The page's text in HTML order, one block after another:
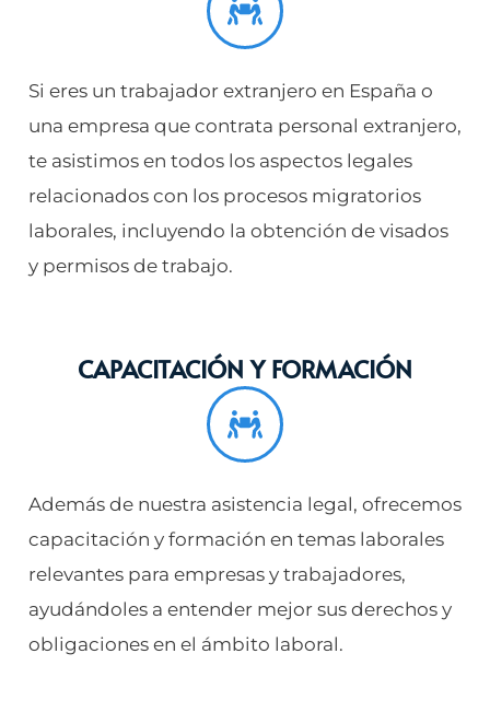
Si eres un trabajador extranjero en España o
una empresa que contrata personal extranjero,
te asistimos en todos los aspectos legales
relacionados con los procesos migratorios
laborales, incluyendo la obtención de visados
y permisos de trabajo.
CAPACITACIÓN Y FORMACIÓN
Además de nuestra asistencia legal, ofrecemos
capacitación y formación en temas laborales
relevantes para empresas y trabajadores,
ayudándoles a entender mejor sus derechos y
obligaciones en el ámbito laboral.